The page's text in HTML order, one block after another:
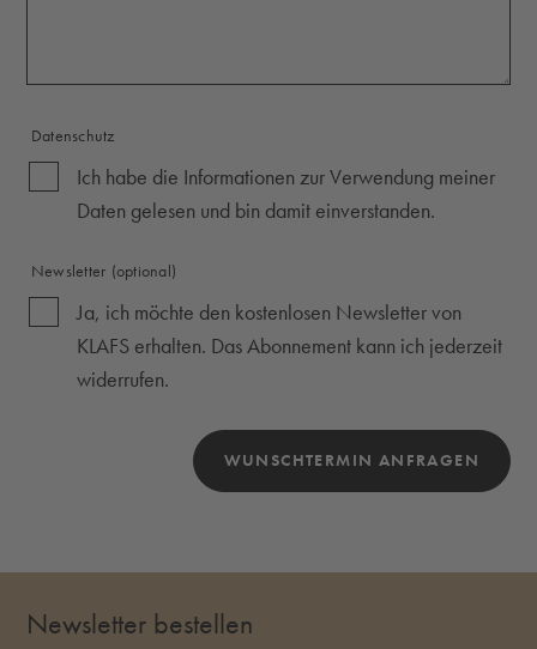
Datenschutz
Ich habe die Informationen zur Verwendung meiner
Daten gelesen und bin damit einverstanden.
Newsletter (optional)
Ja, ich möchte den kostenlosen Newsletter von
KLAFS erhalten. Das Abonnement kann ich jederzeit
widerrufen.
WUNSCHTERMIN ANFRAGEN
Bitte dieses Feld NICHT ausfüllen!
Newsletter bestellen